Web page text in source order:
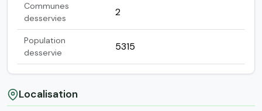
Communes
desservies
2
Population
desservie
5315
Localisation